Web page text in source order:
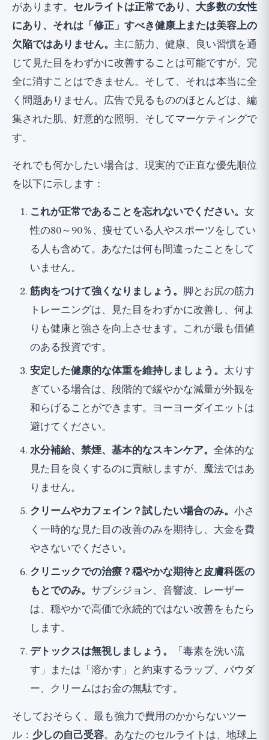
があります。 セルライトは正常であり、大多数の女性
にあり、それは「修正」すべき健康上または美容上の
欠陥ではありません。 主に筋力、健康、良い習慣を通
じて見た目をわずかに改善することは可能ですが、完
全に消すことはできません。そして、それは本当に全
く問題ありません。広告で見るもののほとんどは、編
集された肌、好意的な照明、そしてマーケティングで
す。
それでも何かしたい場合は、現実的で正直な優先順位
を以下に示します：
これが正常であることを忘れないでください。 女
性の80～90％、痩せている人やスポーツをしてい
る人も含めて。あなたは何も間違ったことをして
いません。
筋肉をつけて強くなりましょう。 脚とお尻の筋力
トレーニングは、見た目をわずかに改善し、何よ
りも健康と強さを向上させます。これが最も価値
のある投資です。
安定した健康的な体重を維持しましょう。 太りす
ぎている場合は、段階的で緩やかな減量が外観を
和らげることができます。ヨーヨーダイエットは
避けてください。
水分補給、禁煙、基本的なスキンケア。 全体的な
見た目を良くするのに貢献しますが、魔法ではあ
りません。
クリームやカフェイン？試したい場合のみ。 小さ
く一時的な見た目の改善のみを期待し、大金を費
やさないでください。
クリニックでの治療？穏やかな期待と皮膚科医の
もとでのみ。 サブシジョン、音響波、レーザー
は、穏やかで高価で永続的ではない改善をもたら
します。
デトックスは無視しましょう。
「毒素を洗い流
す」または「溶かす」と約束するラップ、パウダ
ー、クリームはお金の無駄です。
そしておそらく、最も強力で費用のかからないツー
ル： 少しの自己受容。あなたのセルライトは、地球上